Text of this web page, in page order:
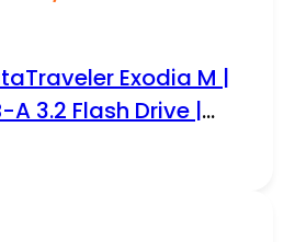
Exodia M |
A 3.2 Flash Drive |